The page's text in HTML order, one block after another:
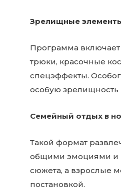
Зрелищные
Программа
трюки, красочные
спецэффекты.
особую зрелищность
Семейный отдых в
Такой формат
общими эмоциями и
сюжета, а взрослые
постановкой.